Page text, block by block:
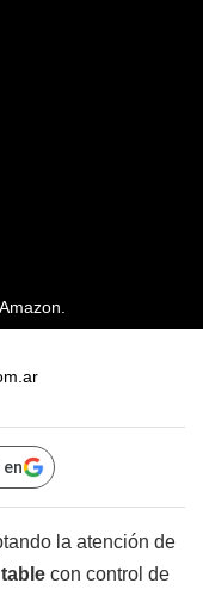
la atención de
con control de